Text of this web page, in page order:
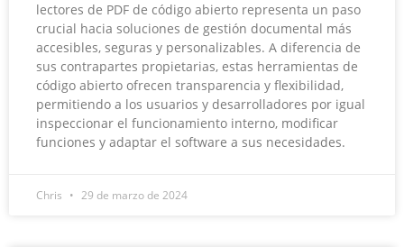
lectores de PDF de código abierto representa un paso
crucial hacia soluciones de gestión documental más
accesibles, seguras y personalizables. A diferencia de
sus contrapartes propietarias, estas herramientas de
código abierto ofrecen transparencia y flexibilidad,
permitiendo a los usuarios y desarrolladores por igual
inspeccionar el funcionamiento interno, modificar
funciones y adaptar el software a sus necesidades.
Chris 29 de marzo de 2024